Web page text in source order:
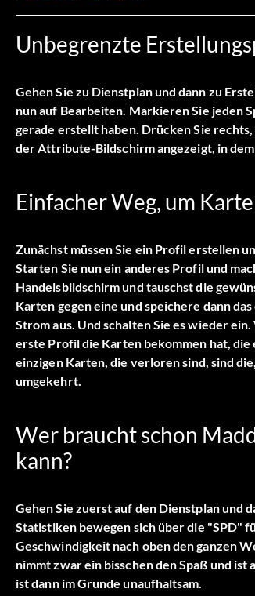
Unbegrenzte
Gehen Sie zu Dienstplan und dann zu
nun auf Bearbeiten. Markieren Sie jeden
gerade erstellt haben. Drücken Sie
der Attribute-Bildschirm angezeigt, in
Einfacher Weg, um
Zunächst müssen Sie ein Profil erstellen
Starten Sie nun ein anderes Profil und
Handelsbildschirm und tauschst die
Karten gegen eine und speichere dann
Strom aus. Und schalten Sie es wieder
erste Profil die Karten bekommen hat, die
einzigen Karten, die verloren sind, sind
umgekehrt.
Wer braucht schon
kann?
Gehen Sie zuerst auf den Dienstplan und
Statistiken bewegen sich über die "SPD"
Geschwindigkeit nach oben den ganzen
nimmt zwar ein bisschen den Spaß und
ist dann im Grunde unaufhaltsam.